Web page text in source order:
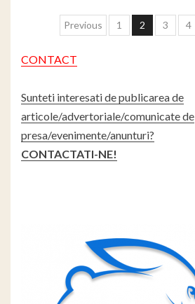
Paginație
Previous 1 2 3 4
CONTACT
Sunteti interesati de publicarea de
articole/advertoriale/comunicate de
presa/evenimente/anunturi?
CONTACTATI-NE!